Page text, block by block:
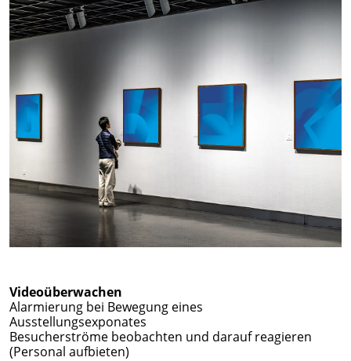
Videoüberwachen
Alarmierung bei Bewegung eines
Ausstellungsexponates
Besucherströme beobachten und darauf reagieren
(Personal aufbieten)